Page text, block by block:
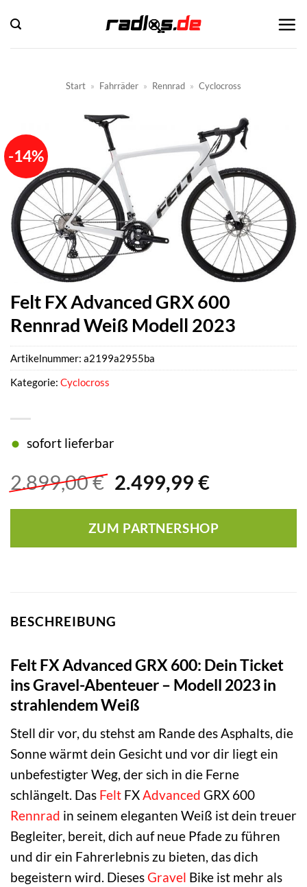
Inhalt
springen
Start » Fahrräder » Rennrad » Cyclocross
-14%
Felt FX Advanced GRX 600
Rennrad Weiß Modell 2023
2.899,00€ Ursprünglicher
war:
2.899,00 €
2.499,99 €Aktueller
ist:
2.499,99
sofort lieferbar
ZUM PARTNERSHOP
Artikelnummer: a2199a2955ba
Kategorie: Cyclocross
BESCHREIBUNG
Felt FX Advanced GRX 600: Dein Ticket
ins Gravel-Abenteuer – Modell 2023 in
strahlendem Weiß
Stell dir vor, du stehst am Rande des Asphalts, die
Sonne wärmt dein Gesicht und vor dir liegt ein
unbefestigter Weg, der sich in die Ferne
schlängelt. Das Felt FXAdvanced GRX 600
Rennrad in seinem eleganten Weiß ist dein treuer
Begleiter, bereit, dich auf neue Pfade zu führen
und dir ein Fahrerlebnis zu bieten, das dich
begeistern wird. DiesesGravel Bike ist mehr als